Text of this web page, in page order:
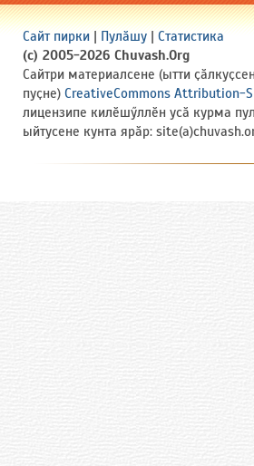
Сайт пирки | Пулӑшу | Статистика
(c) 2005-2026 Chuvash.Org
Сайтри материалсене (ытти
пуҫне) CreativeCommons Attribution-
лицензипе килӗшӳллӗн усӑ курма
ыйтусене кунта ярӑр: